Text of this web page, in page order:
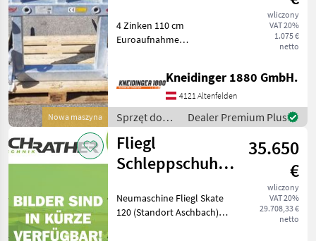
Nowa maszyna
wliczony
VAT 20%
1.075 €
netto
4 Zinken 110 cm
Euroaufnahme
Quaderballen Sprzęt do
zbioru siana i paszowy
Transportery do bel
Kneidinger 1880 GmbH.
4121 Altenfelden
Sprzęt do
zbioru siana
i paszowy /
Fliegl
Dealer Premium Plus
Fliegl
Schleppschuhverteiler
35.650
€
wliczony
VAT 20%
29.708,33 €
netto
Neumaschine Fliegl Skate
120 (Standort Aschbach)